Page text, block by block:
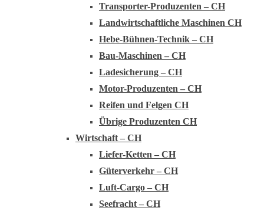
Transporter-Produzenten – CH
Landwirtschaftliche Maschinen CH
Hebe-Bühnen-Technik – CH
Bau-Maschinen – CH
Ladesicherung – CH
Motor-Produzenten – CH
Reifen und Felgen CH
Übrige Produzenten CH
Wirtschaft – CH
Liefer-Ketten – CH
Güterverkehr – CH
Luft-Cargo – CH
Seefracht – CH